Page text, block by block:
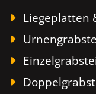
Liegeplatten